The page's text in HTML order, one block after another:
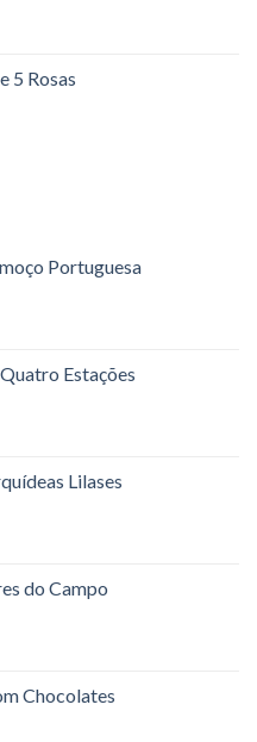
5 Rosas
Portuguesa
Estações
Lilases
do Campo
Chocolates